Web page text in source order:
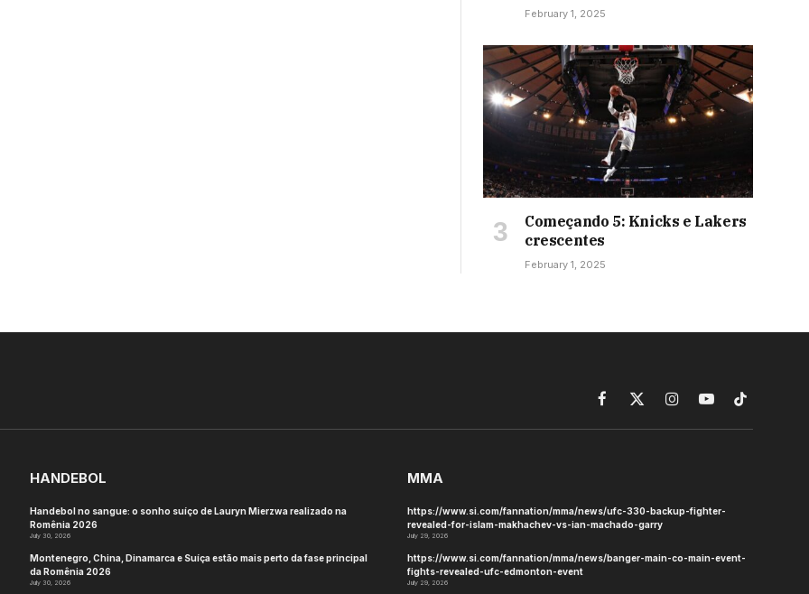
February 1, 2025
Começando 5: Knicks e Lakers
crescentes
February 1, 2025
Facebook
X
(Twitter)
InstagramYouTubeTikTok
HANDEBOL
Handebol no sangue: o sonho suíço de Lauryn Mierzwa realizado na
Romênia 2026
July 30, 2026
Montenegro, China, Dinamarca e Suíça estão mais perto da fase principal
da Romênia 2026
July 30, 2026
MMA
https://www.si.com/fannation/mma/news/ufc-330-backup-fighter-
revealed-for-islam-makhachev-vs-ian-machado-garry
July 29, 2026
https://www.si.com/fannation/mma/news/banger-main-co-main-event-
fights-revealed-ufc-edmonton-event
July 29, 2026